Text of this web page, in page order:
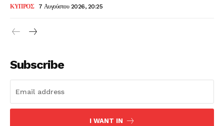
ΚΥΠΡΟΣ 7 Αυγούστου 2026, 20:25
Subscribe
I WANT IN